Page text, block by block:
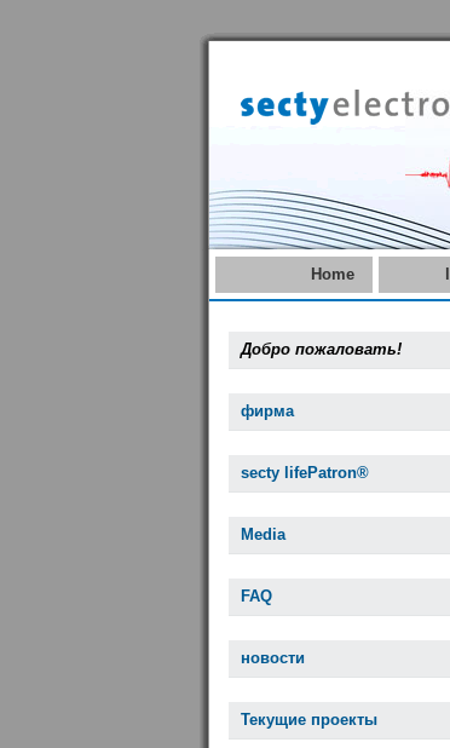
Home
Добро пожаловать!
фирма
secty lifePatron®
Media
FAQ
новости
Текущие проекты